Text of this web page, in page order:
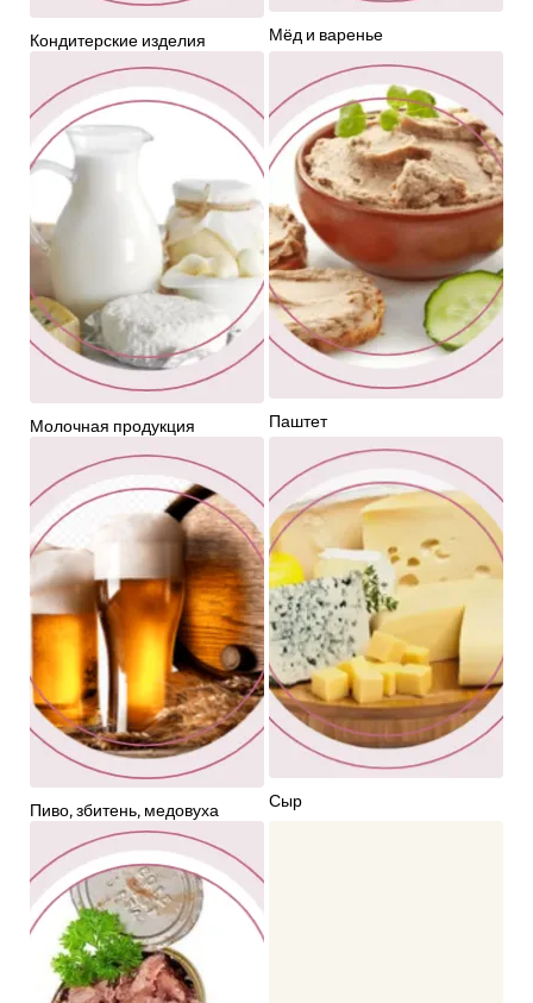
Кондитерские изделия Мёд и варенье
Молочная продукция Паштет
Пиво, збитень, медовуха Сыр